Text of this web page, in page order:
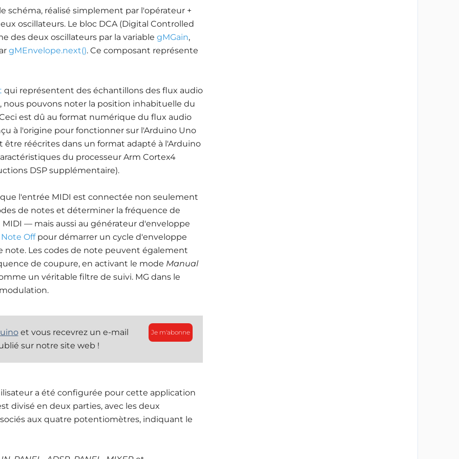
schéma, réalisé simplement par l'opérateur +
oscillateurs. Le bloc DCA (Digital Controlled
des deux oscillateurs par la variable gMGain,
gMEnvelope.next(). Ce composant représente
qui représentent des échantillons des flux audio
nous pouvons noter la position inhabituelle du
est dû au format numérique du flux audio
à l'origine pour fonctionner sur l'Arduino Uno
réécrites dans un format adapté à l'Arduino
du processeur Arm Cortex4
DSP supplémentaire).
l'entrée MIDI est connectée non seulement
de notes et déterminer la fréquence de
— mais aussi au générateur d'enveloppe
Note Offpour démarrer un cycle d'enveloppe
Les codes de note peuvent également
de coupure, en activant le mode Manual
un véritable filtre de suivi. MG dans le
Je m'abonne
et vous recevrez un e-mail
sur notre site web !
a été configurée pour cette application
divisé en deux parties, avec les deux
aux quatre potentiomètres, indiquant le